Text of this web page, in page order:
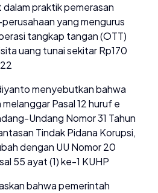
praktik pemerasan
yang mengurus
tangkap tangan (OTT)
uang tunai sekitar Rp170
menyebutkan bahwa
Pasal 12 huruf e
Undang Nomor 31 Tahun
Tindak Pidana Korupsi,
dengan UU Nomor 20
55 ayat (1) ke-1 KUHP
bahwa pemerintah